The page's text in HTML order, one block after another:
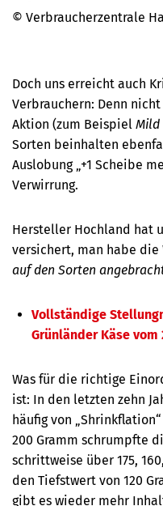
© Verbraucherzentrale
Doch uns erreicht auch
Verbrauchern: Denn
Aktion (zum Beispiel Mild
Sorten beinhalten
Auslobung „+1 Scheibe
Verwirrung.
Hersteller Hochland hat
versichert, man habe die
auf den Sorten
Vollständige
Grünländer Käse vom
Was für die richtige
ist: In den letzten zehn
häufig von
200 Gramm schrumpfte
schrittweise über 175,
den Tiefstwert von 120
gibt es wieder mehr